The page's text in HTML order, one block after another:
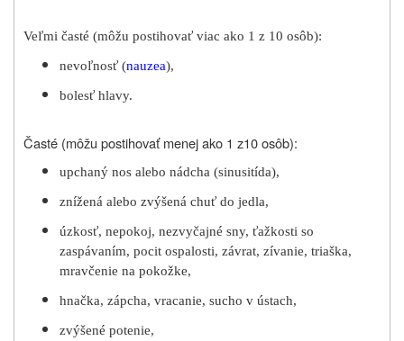
Veľmi časté (môžu postihovať viac ako 1 z 10 osôb):
nevoľnosť (nauzea),
bolesť hlavy.
Časté (môžu postihovať menej ako 1 z10 osôb):
upchaný nos alebo nádcha (sinusitída),
znížená alebo zvýšená chuť do jedla,
úzkosť, nepokoj, nezvyčajné sny, ťažkosti so
zaspávaním, pocit ospalosti, závrat, zívanie, triaška,
mravčenie na pokožke,
hnačka, zápcha, vracanie, sucho v ústach,
zvýšené potenie,